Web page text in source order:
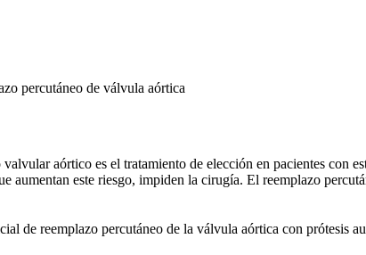
percutáneo de válvula aórtica
aórtico es el tratamiento de elección en pacientes con
aumentan este riesgo, impiden la cirugía. El reemplazo
de reemplazo percutáneo de la válvula aórtica con